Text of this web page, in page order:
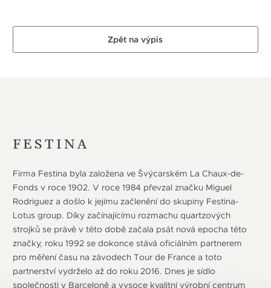
Zpět na výpis
FESTINA
Firma Festina byla založena ve Švýcarském La Chaux-de-
Fonds v roce 1902. V roce 1984 převzal značku Miguel
Rodriguez a došlo k jejímu začlenění do skupiny Festina-
Lotus group. Díky začínajícímu rozmachu quartzových
strojků se právě v této době začala psát nová epocha této
značky, roku 1992 se dokonce stává oficiálním partnerem
pro měření času na závodech Tour de France a toto
partnerství vydrželo až do roku 2016. Dnes je sídlo
společnosti v Barceloně a vysoce kvalitní výrobní centrum